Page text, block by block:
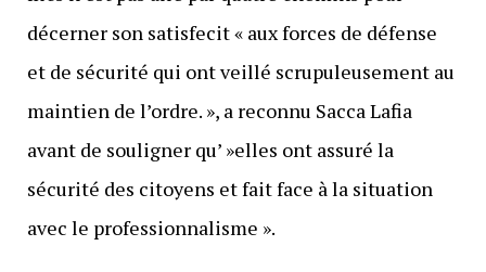
décerner son satisfecit « aux forces de défense
et de sécurité qui ont veillé scrupuleusement au
maintien de l’ordre. », a reconnu Sacca Lafia
avant de souligner qu’ »elles ont assuré la
sécurité des citoyens et fait face à la situation
avec le professionnalisme ».